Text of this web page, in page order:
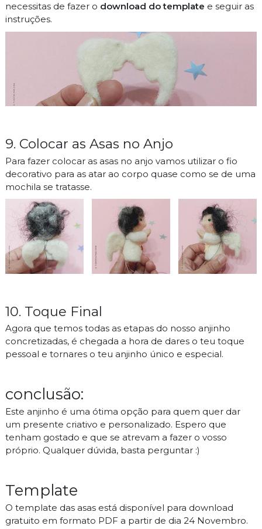
necessitas de fazer o download do template e seguir as
instruções.
9. Colocar as Asas no Anjo
Para fazer colocar as asas no anjo vamos utilizar o fio
decorativo para as atar ao corpo quase como se de uma
mochila se tratasse.
10. Toque Final
Agora que temos todas as etapas do nosso anjinho
concretizadas, é chegada a hora de dares o teu toque
pessoal e tornares o teu anjinho único e especial.
conclusão:
Este anjinho é uma ótima opção para quem quer dar
um presente criativo e personalizado. Espero que
tenham gostado e que se atrevam a fazer o vosso
próprio. Qualquer dúvida, basta perguntar :)
Template
O template das asas está disponível para download
gratuito em formato PDF a partir de dia 24 Novembro.